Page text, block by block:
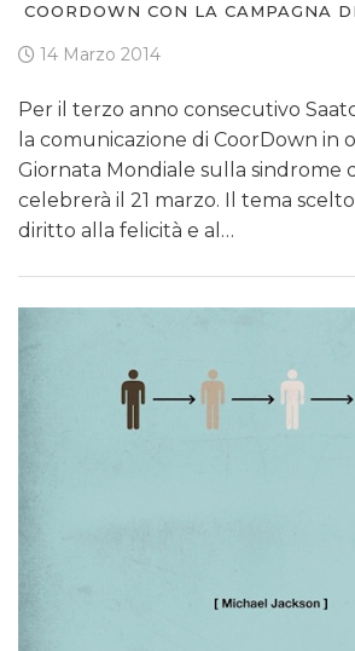
COORDOWN CON LA CAMPAGNA
14 Marzo 2014
Per il terzo anno consecutivo
la comunicazione di CoorDown in
Giornata Mondiale sulla sindrome
celebrerà il 21 marzo. Il tema scelto
diritto alla felicità e al…